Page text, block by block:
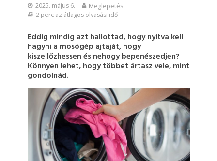
2025. május 6. Meglepetés
2 perc az átlagos olvasási idő
Eddig mindig azt hallottad, hogy nyitva kell
hagyni a mosógép ajtaját, hogy
kiszellőzhessen és nehogy bepenészedjen?
Könnyen lehet, hogy többet ártasz vele, mint
gondolnád.